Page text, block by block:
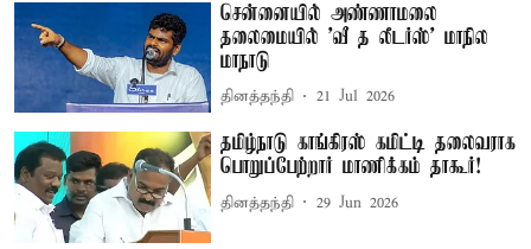
சென்னையில் அண்ணாமலை
தலைமையில் ’வீ த லீடர்ஸ்’ மாநில
மாநாடு
தினத்தந்தி 21 Jul 2026
தமிழ்நாடு காங்கிரஸ் கமிட்டி தலைவராக
பொறுப்பேற்றார் மாணிக்கம் தாகூர்!
தினத்தந்தி 29 Jun 2026